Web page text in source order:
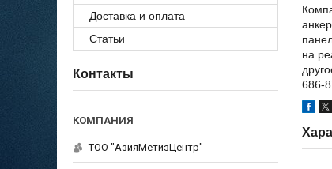
на
686-
Доставка и оплата
Статьи
Контакты
ТОО "АзияМетизЦентр"